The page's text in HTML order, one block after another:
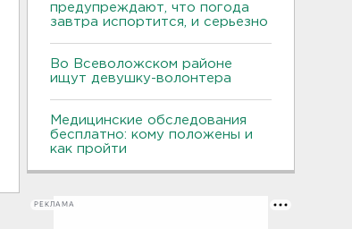
предупреждают, что погода
завтра испортится, и серьезно
Во Всеволожском районе
ищут девушку-волонтера
Медицинские обследования
бесплатно: кому положены и
как пройти
РЕКЛАМА